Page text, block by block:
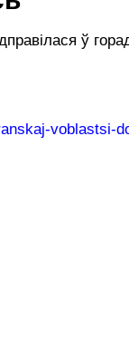
ў
voblastsi-